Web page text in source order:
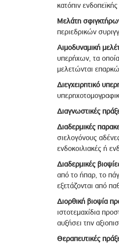
κατόπιν
Μελάτη
περιεδρικών
Αιμοδυναμική
υπερήχων, τα
μελετώνται
Διεγχειρητικό
Διαγνωστικές
Διαδερμικές
σιελογόνους
ενδοκοιλιακές ή
Διαδερμικές
από το ήπαρ, το
εξετάζονται από
Διορθική βιοψία
ιστοτεμαχίδια
αυξήσει την
Θεραπευτικές